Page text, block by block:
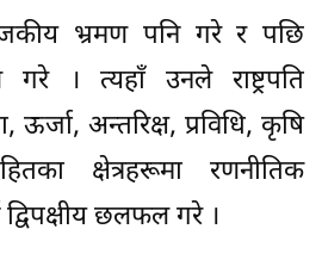
भ्रमण पनि गरे र पछि
गरे । त्यहाँ उनले राष्ट्रपति
ऊर्जा, अन्तरिक्ष, प्रविधि, कृषि
क्षेत्रहरूमा रणनीतिक
द्विपक्षीय छलफल गरे ।